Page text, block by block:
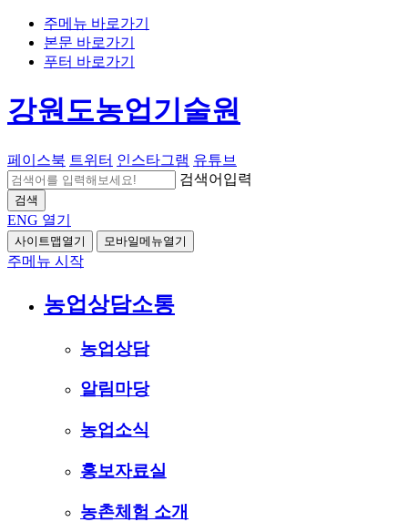
주메뉴 바로가기
본문 바로가기
푸터 바로가기
강원도농업기술원
페이스북 트위터 인스타그램 유튜브
검색어입력
검색
ENG 열기
사이트맵열기 모바일메뉴열기
주메뉴 시작
농업상담소통
농업상담
알림마당
농업소식
홍보자료실
농촌체험 소개